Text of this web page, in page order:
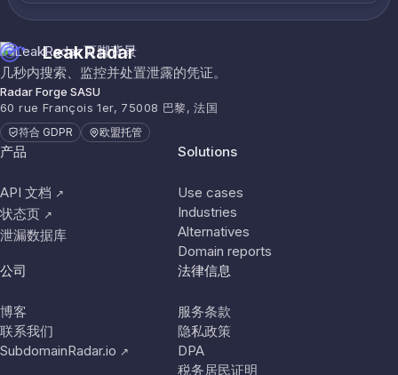
LeakRadar
几秒内搜索、监控并处置泄露的凭证。
Radar Forge SASU
60 rue François 1er, 75008 巴黎, 法国
符合 GDPR 欧盟托管
产品
API 文档 ↗
状态页 ↗
泄漏数据库
Solutions
Use cases
Industries
Alternatives
Domain reports
公司
博客
联系我们
SubdomainRadar.io ↗
法律信息
服务条款
隐私政策
DPA
税务居民证明